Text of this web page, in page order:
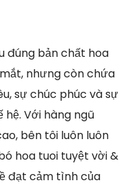
đúng bản chất hoa
nhưng còn chứa
sự chúc phúc và sự
Với hàng ngũ
bên tôi luôn luôn
hoa tuoi tuyệt vời &
đạt cảm tình của